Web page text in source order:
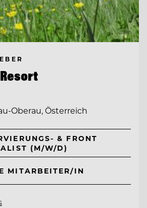
Oberau, Österreich
& FRONT
(M/W/D)
MITARBEITER/IN